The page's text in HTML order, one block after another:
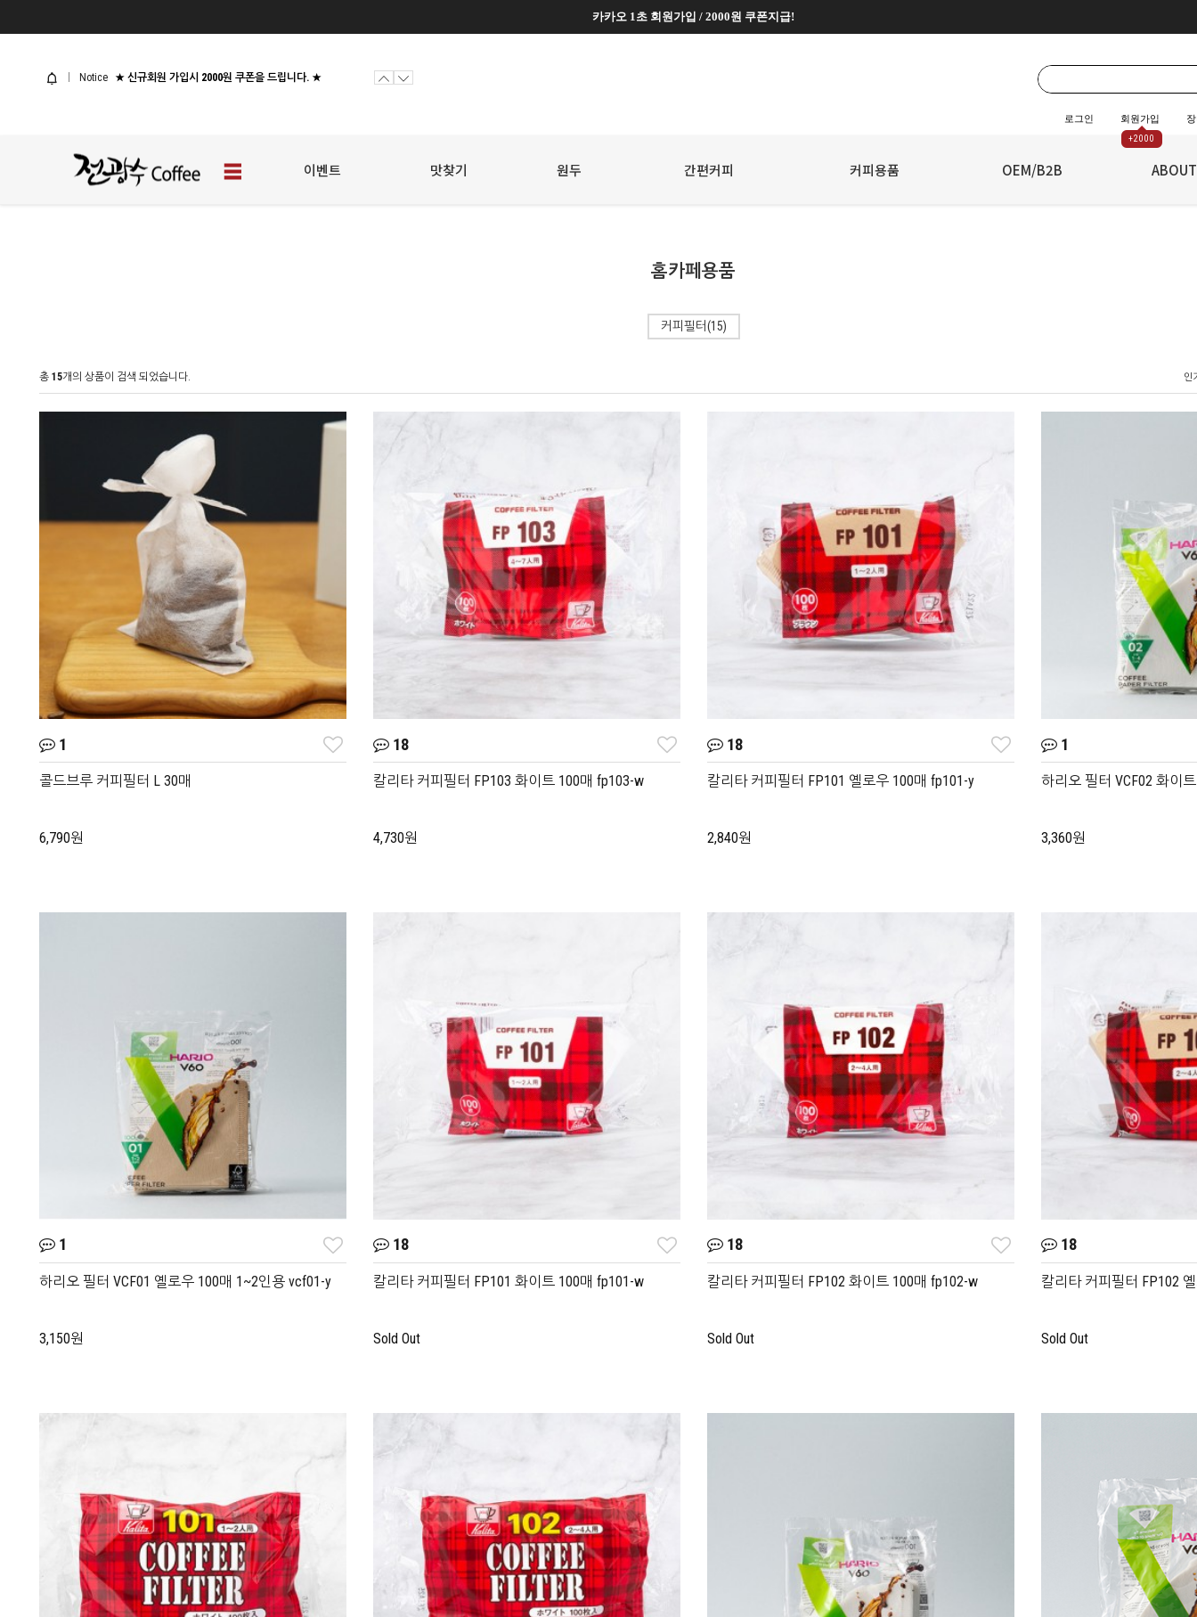
카카오 1초 회원가입 / 2000원 쿠폰지급!
Notice
★ 신규회원 가입시 2000원 쿠폰을 드립니다. ★
로그인 회원가입
+2000
이벤트 맛찾기 원두 간편커피 커피용품 OEM/B2B
홈카페용품
커피필터(15)
총 15개의 상품이 검색 되었습니다. 인
1
콜드브루 커피필터 L 30매
6,790원
18
칼리타 커피필터 FP103 화이트 100매 fp103-w
4,730원
18
칼리타 커피필터 FP101 옐로우 100매 fp101-y
2,840원
1
하리오 필터 VCF02 화이
3,360원
1
하리오 필터 VCF01 옐로우 100매 1~2인용 vcf01-y
3,150원
18
칼리타 커피필터 FP101 화이트 100매 fp101-w
Sold Out
18
칼리타 커피필터 FP102 화이트 100매 fp102-w
Sold Out
18
칼리타 커피필터 FP102
Sold Out